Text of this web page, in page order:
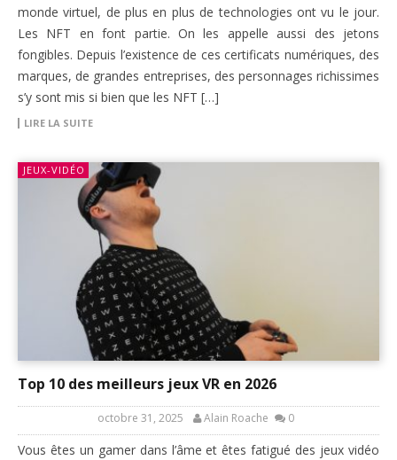
monde virtuel, de plus en plus de technologies ont vu le jour.
Les NFT en font partie. On les appelle aussi des jetons
fongibles. Depuis l’existence de ces certificats numériques, des
marques, de grandes entreprises, des personnages richissimes
s’y sont mis si bien que les NFT […]
LIRE LA SUITE
JEUX-VIDÉO
Top 10 des meilleurs jeux VR en 2026
octobre 31, 2025 Alain Roache 0
Vous êtes un gamer dans l’âme et êtes fatigué des jeux vidéo